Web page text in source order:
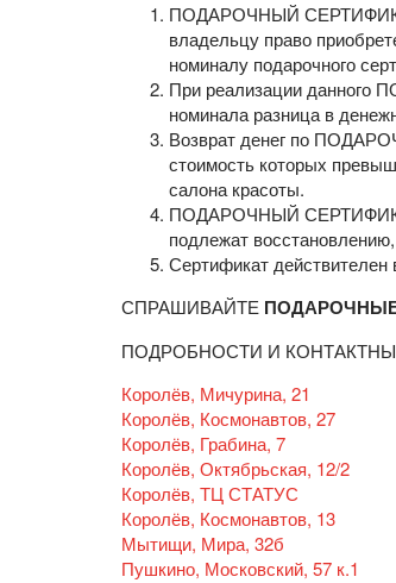
ПОДАРОЧНЫЙ СЕРТИФИКАТ
владельцу право
номиналу подарочного
При реализации данного
номинала разница в
Возврат денег по
стоимость которых
салона красоты.
ПОДАРОЧНЫЙ СЕРТИФИКАТ
подлежат
Сертификат действителен
СПРАШИВАЙТЕ
ПОДРОБНОСТИ И
Королёв, Мичурина, 21
Королёв, Космонавтов, 27
Королёв, Грабина, 7
Королёв, Октябрьская, 12/2
Королёв, ТЦ СТАТУС
Королёв, Космонавтов, 13
Мытищи, Мира, 32б
Пушкино, Московский, 57 к.1